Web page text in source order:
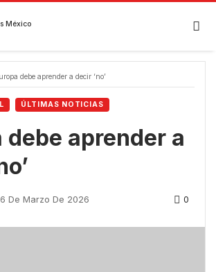
debe aprender a decir ‘no’
ÚLTIMAS NOTICIAS
debe aprender a
De Marzo De 2026 0